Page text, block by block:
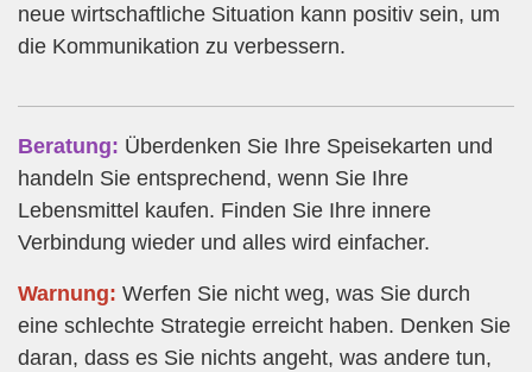
neue wirtschaftliche Situation kann positiv sein, um
die Kommunikation zu verbessern.
Beratung: Überdenken Sie Ihre Speisekarten und
handeln Sie entsprechend, wenn Sie Ihre
Lebensmittel kaufen. Finden Sie Ihre innere
Verbindung wieder und alles wird einfacher.
Warnung: Werfen Sie nicht weg, was Sie durch
eine schlechte Strategie erreicht haben. Denken Sie
daran, dass es Sie nichts angeht, was andere tun,